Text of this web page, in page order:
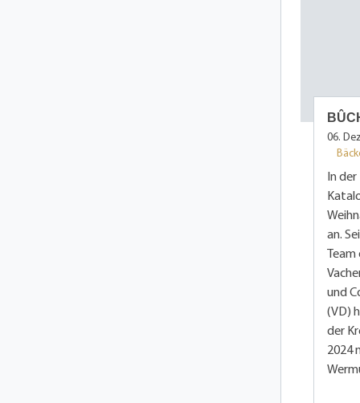
06.
In
an.
Team
und
(VD)
der
2024